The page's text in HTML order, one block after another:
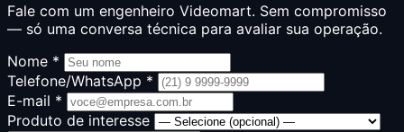
Fale com um engenheiro Videomart. Sem compromisso
— só uma conversa técnica para avaliar sua operação.
Nome *
Telefone/WhatsApp *
E-mail *
Produto de interesse